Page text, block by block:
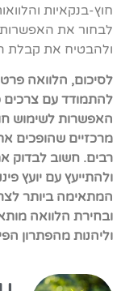
חוץ-בנקאיות
לבחור את
ולהבטיח את קבלת
לסיכום, הלוואה
להתמודד עם צרכים
האפשרות לשימוש
מרכזיים שהופכים
רבים. חשוב לבדוק
ולהתייעץ עם יועץ
המתאימה ביותר
ובחירת הלוואה
וליהנות מהפתרון